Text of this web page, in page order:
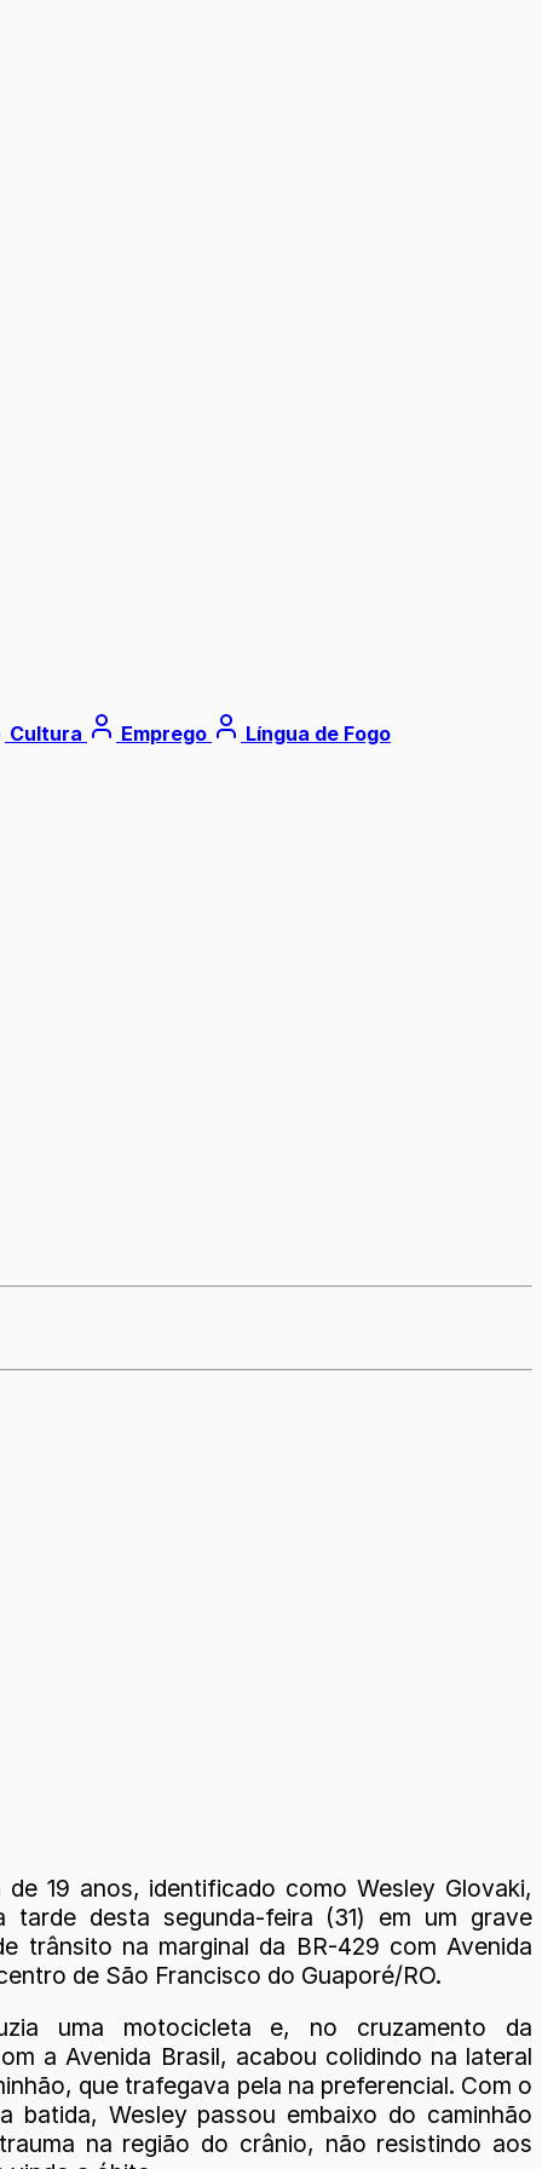
Cultura Emprego Língua de Fogo
de 19 anos, identificado como Wesley Glovaki,
tarde desta segunda-feira (31) em um grave
trânsito na marginal da BR-429 com Avenida
de São Francisco do Guaporé/RO.
uma motocicleta e, no cruzamento da
a Avenida Brasil, acabou colidindo na lateral
que trafegava pela na preferencial. Com o
batida, Wesley passou embaixo do caminhão
na região do crânio, não resistindo aos